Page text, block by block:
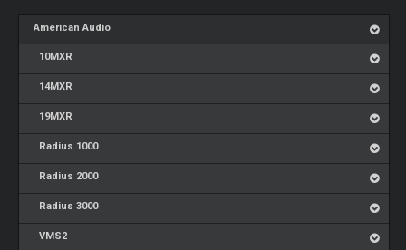
American Audio
10MXR
14MXR
19MXR
Radius 1000
Radius 2000
Radius 3000
VMS2